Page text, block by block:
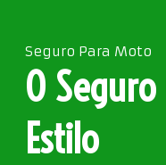
Seguro Para Moto
O
Estilo